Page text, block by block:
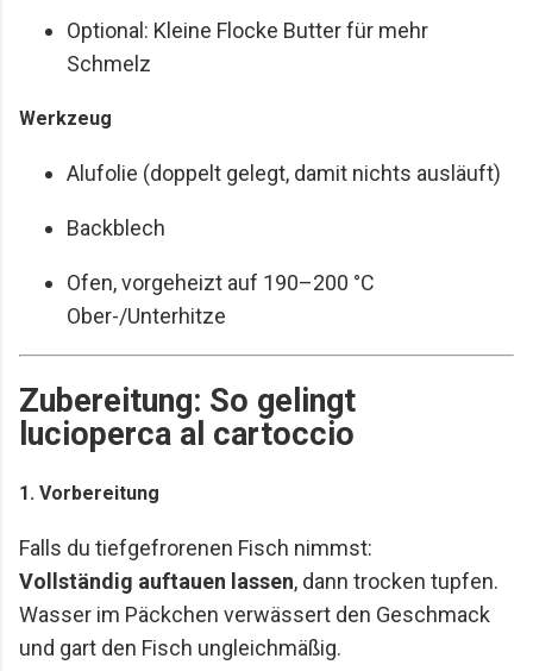
Optional: Kleine Flocke Butter für mehr
Schmelz
Werkzeug
Alufolie (doppelt gelegt, damit nichts ausläuft)
Backblech
Ofen, vorgeheizt auf 190–200 °C
Ober-/Unterhitze
Zubereitung: So gelingt
lucioperca al cartoccio
1. Vorbereitung
Falls du tiefgefrorenen Fisch nimmst:
Vollständig auftauen lassen, dann trocken tupfen.
Wasser im Päckchen verwässert den Geschmack
und gart den Fisch ungleichmäßig.